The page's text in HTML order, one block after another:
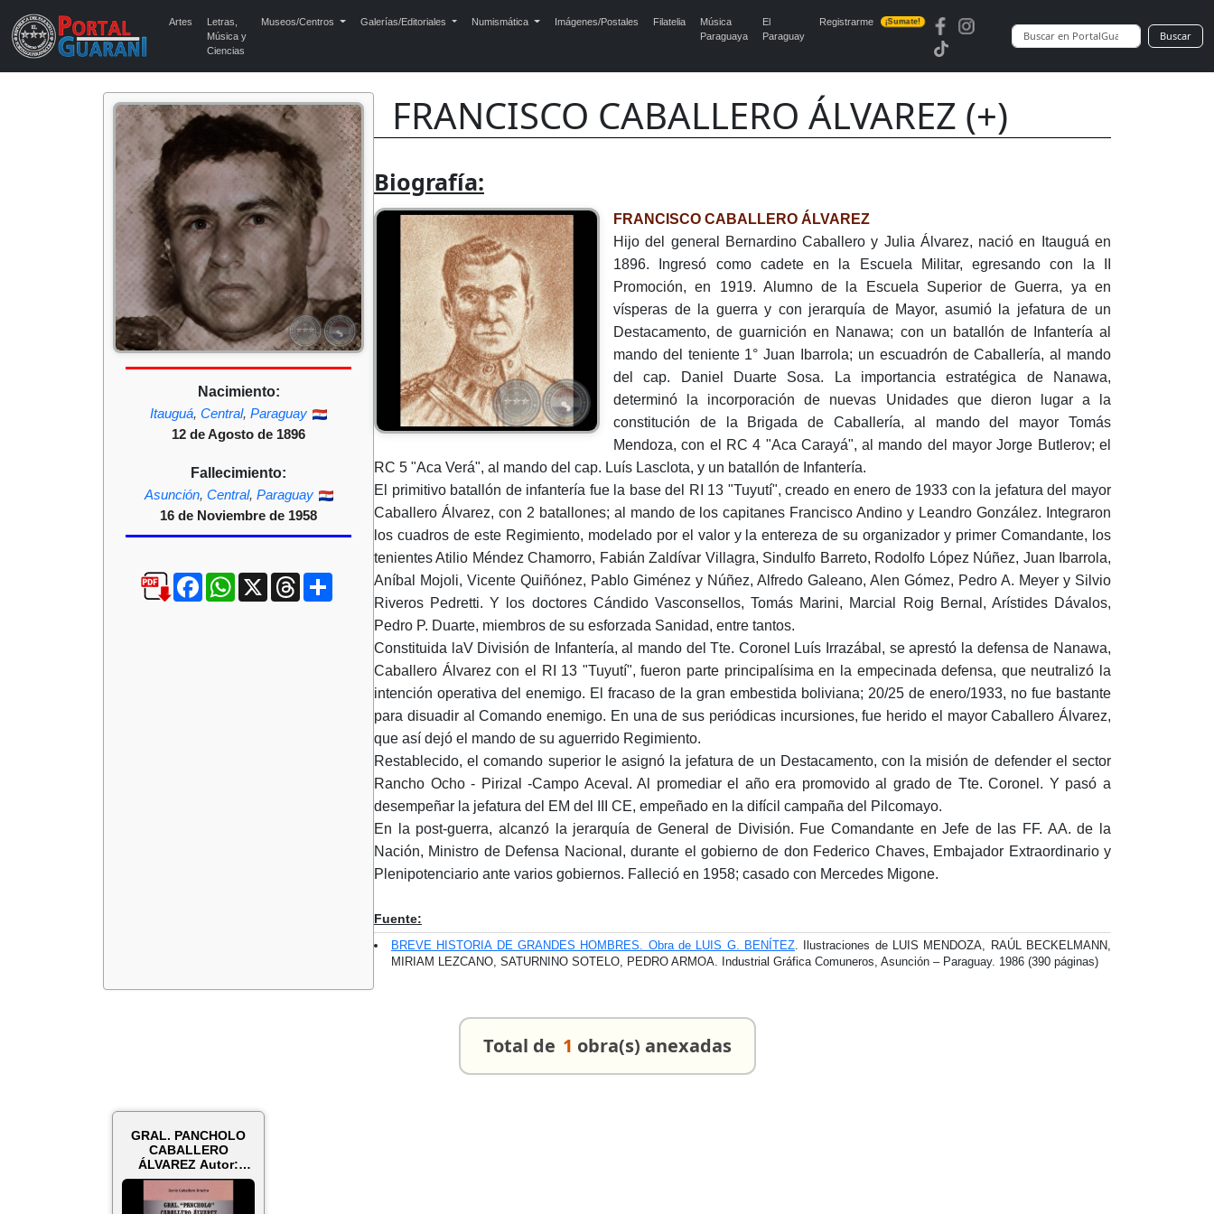
Artes
Letras,
Música y
Ciencias
Museos/Centros Galerías/Editoriales Numismática Imágenes/Postales Filatelia
Música
Paraguaya
El
Paraguay
Registrarme ¡Sumate!
Buscar
FRANCISCO CABALLERO ÁLVAREZ (+)
Nacimiento:
Itauguá, Central, Paraguay
12 de Agosto de 1896
Fallecimiento:
Asunción, Central, Paraguay
16 de Noviembre de 1958
FacebookWhatsApp
X ThreadsCompartir
Biografía:
FRANCISCO CABALLERO ÁLVAREZ
Hijo del general Bernardino Caballero y Julia Álvarez, nació en Itauguá en
1896. Ingresó como cadete en la Escuela Militar, egresando con la II
Promoción, en 1919. Alumno de la Escuela Superior de Guerra, ya en
vísperas de la guerra y con jerarquía de Mayor, asumió la jefatura de un
Destacamento, de guarnición en Nanawa; con un batallón de Infantería al
mando del teniente 1° Juan Ibarrola; un escuadrón de Caballería, al mando
del cap. Daniel Duarte Sosa. La importancia estratégica de Nanawa,
determinó la incorporación de nuevas Unidades que dieron lugar a la
constitución de la Brigada de Caballería, al mando del mayor Tomás
Mendoza, con el RC 4 "Aca Carayá", al mando del mayor Jorge Butlerov; el
RC 5 "Aca Verá", al mando del cap. Luís Lasclota, y un batallón de Infantería.
El primitivo batallón de infantería fue la base del RI 13 "Tuyutí", creado en enero de 1933 con la jefatura del mayor
Caballero Álvarez, con 2 batallones; al mando de los capitanes Francisco Andino y Leandro González. Integraron
los cuadros de este Regimiento, modelado por el valor y la entereza de su organizador y primer Comandante, los
tenientes Atilio Méndez Chamorro, Fabián Zaldívar Villagra, Sindulfo Barreto, Rodolfo López Núñez, Juan Ibarrola,
Aníbal Mojoli, Vicente Quiñónez, Pablo Giménez y Núñez, Alfredo Galeano, Alen Gómez, Pedro A. Meyer y Silvio
Riveros Pedretti. Y los doctores Cándido Vasconsellos, Tomás Marini, Marcial Roig Bernal, Arístides Dávalos,
Pedro P. Duarte, miembros de su esforzada Sanidad, entre tantos.
Constituida laV División de Infantería, al mando del Tte. Coronel Luís Irrazábal, se aprestó la defensa de Nanawa,
Caballero Álvarez con el RI 13 "Tuyutí", fueron parte principalísima en la empecinada defensa, que neutralizó la
intención operativa del enemigo. El fracaso de la gran embestida boliviana; 20/25 de enero/1933, no fue bastante
para disuadir al Comando enemigo. En una de sus periódicas incursiones, fue herido el mayor Caballero Álvarez,
que así dejó el mando de su aguerrido Regimiento.
Restablecido, el comando superior le asignó la jefatura de un Destacamento, con la misión de defender el sector
Rancho Ocho - Pirizal -Campo Aceval. Al promediar el año era promovido al grado de Tte. Coronel. Y pasó a
desempeñar la jefatura del EM del III CE, empeñado en la difícil campaña del Pilcomayo.
En la post-guerra, alcanzó la jerarquía de General de División. Fue Comandante en Jefe de las FF. AA. de la
Nación, Ministro de Defensa Nacional, durante el gobierno de don Federico Chaves, Embajador Extraordinario y
Plenipotenciario ante varios gobiernos. Falleció en 1958; casado con Mercedes Migone.
Fuente:
BREVE HISTORIA DE GRANDES HOMBRES. Obra de LUIS G. BENÍTEZ. Ilustraciones de LUIS MENDOZA, RAÚL BECKELMANN,
MIRIAM LEZCANO, SATURNINO SOTELO, PEDRO ARMOA. Industrial Gráfica Comuneros, Asunción – Paraguay. 1986 (390 páginas)
Total de 1 obra(s) anexadas
GRAL. PANCHOLO
CABALLERO
ÁLVAREZ Autor:
DARÍO CABALLERO
BRACHO -...